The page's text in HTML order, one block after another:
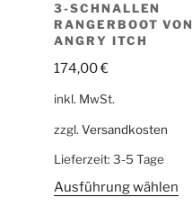
3-SCHNALLEN
RANGERBOOT VON
ANGRY ITCH
174,00€
inkl. MwSt.
zzgl. Versandkosten
Lieferzeit: 3-5 Tage
Ausführung wählen